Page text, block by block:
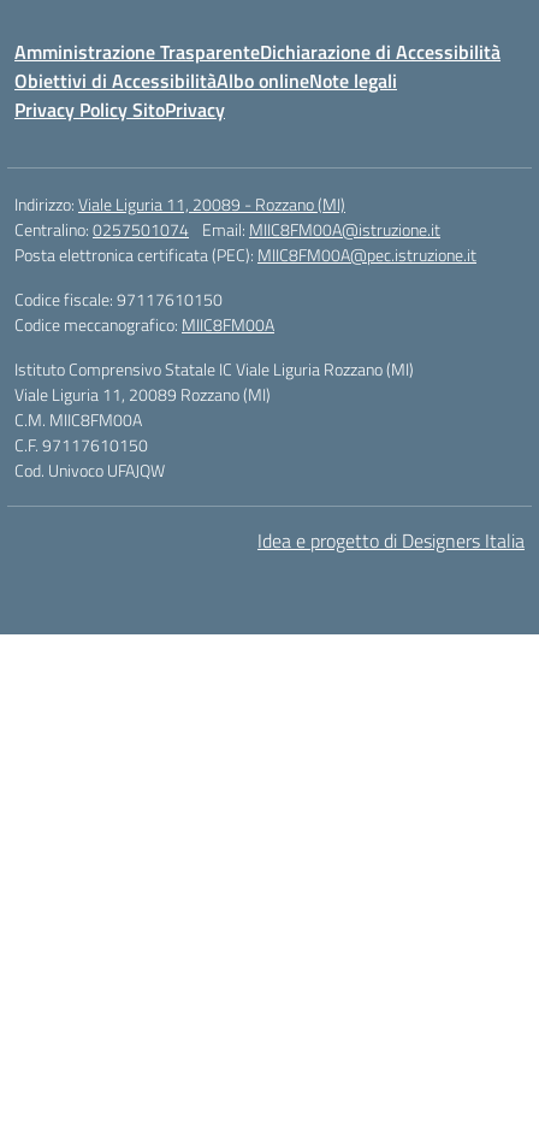
Amministrazione TrasparenteDichiarazione di Accessibilità
Obiettivi di AccessibilitàAlbo onlineNote legali
Privacy Policy SitoPrivacy
Indirizzo:Viale Liguria 11, 20089 - Rozzano (MI)
Centralino:0257501074 Email: MIIC8FM00A@istruzione.it
Posta elettronica certificata (PEC): MIIC8FM00A@pec.istruzione.it
Codice fiscale: 97117610150
Codice meccanografico: MIIC8FM00A
Istituto Comprensivo Statale IC Viale Liguria Rozzano (MI)
Viale Liguria 11, 20089 Rozzano (MI)
C.M. MIIC8FM00A
C.F. 97117610150
Cod. Univoco UFAJQW
Idea e progetto di Designers Italia